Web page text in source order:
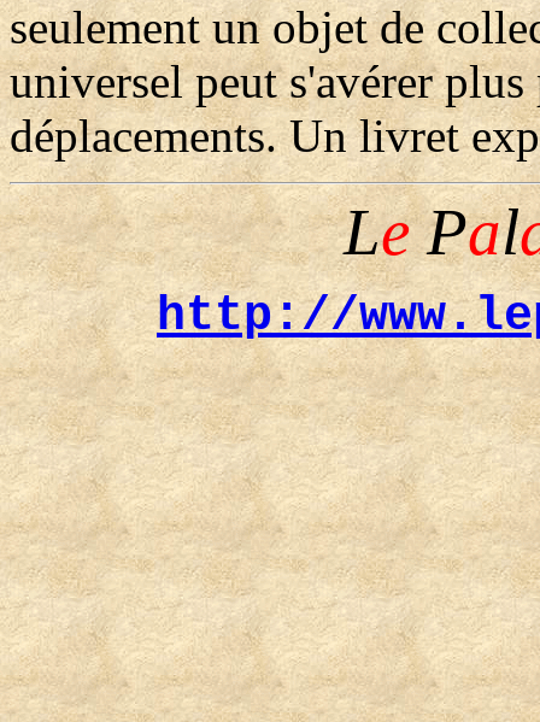
seulement un objet de
universel peut s'avérer
déplacements. Un livret
LePal
http://